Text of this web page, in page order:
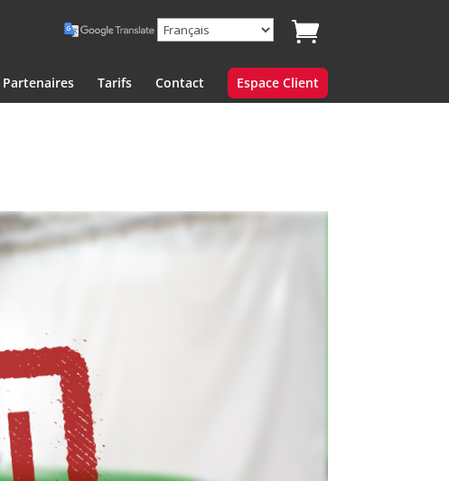
Partenaires Tarifs Contact Espace Client